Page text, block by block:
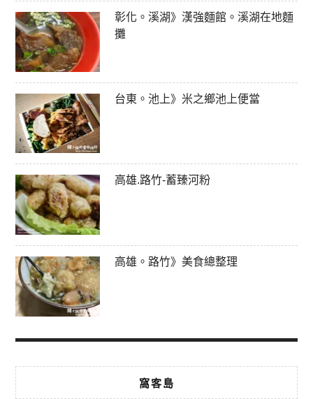
彰化。溪湖》漢強麵館。溪湖在地麵
攤
台東。池上》米之鄉池上便當
高雄.路竹-蓄臻河粉
高雄。路竹》美食總整理
窩客島